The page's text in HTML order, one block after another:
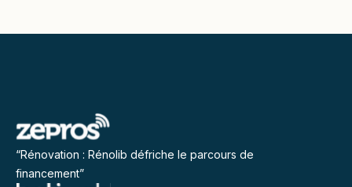
“Rénovation : Rénolib défriche le parcours de
financement”